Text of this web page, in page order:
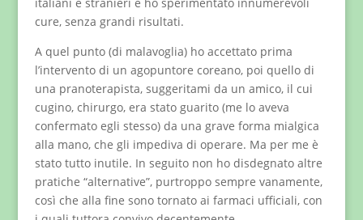
cure, senza grandi risultati.
A quel punto (di malavoglia) ho accettato prima
l’intervento di un agopuntore coreano, poi quello di
una pranoterapista, suggeritami da un amico, il cui
cugino, chirurgo, era stato guarito (me lo aveva
confermato egli stesso) da una grave forma mialgica
alla mano, che gli impediva di operare. Ma per me è
stato tutto inutile. In seguito non ho disdegnato altre
pratiche “alternative”, purtroppo sempre vanamente,
così che alla fine sono tornato ai farmaci ufficiali, con